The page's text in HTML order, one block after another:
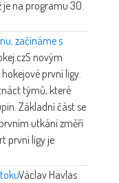
na programu 30.
začínáme s
S novým
první ligy.
týmů, které
Základní část se
utkání změří
první ligy je
Václav Havlas